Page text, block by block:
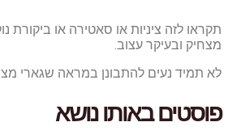
תקראו לזה ציניות או סאטירה או ביקורת
מצחיק ובעיקר עצוב.
לא תמיד נעים להתבונן במראה שגארי
פוסטים באותו נושא